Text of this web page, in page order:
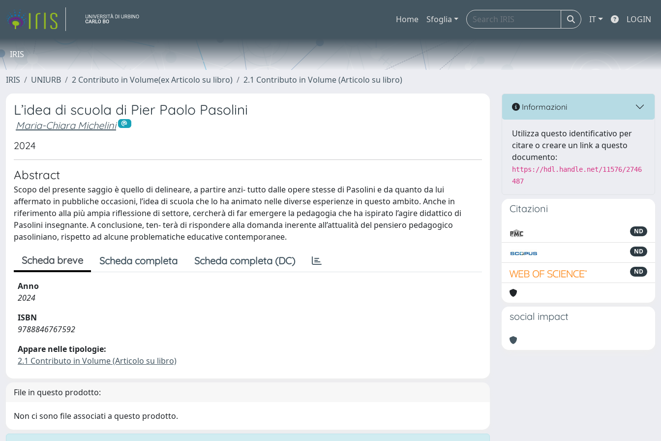
Home Sfoglia IT LOGIN
IRIS
IRIS UNIURB 2 Contributo in Volume(ex Articolo su libro) 2.1 Contributo in Volume (Articolo su libro)
L’idea di scuola di Pier Paolo Pasolini
Maria-Chiara Michelini
2024
Abstract
Scopo del presente saggio è quello di delineare, a partire anzi- tutto dalle opere stesse di Pasolini e da quanto da lui
affermato in pubbliche occasioni, l’idea di scuola che lo ha animato nelle diverse esperienze in questo ambito. Anche in
riferimento alla più ampia riflessione di settore, cercherà di far emergere la pedagogia che ha ispirato l’agire didattico di
Pasolini insegnante. A conclusione, ten- terà di rispondere alla domanda inerente all’attualità del pensiero pedagogico
pasoliniano, rispetto ad alcune problematiche educative contemporanee.
Scheda breve Scheda completa Scheda completa (DC)
Anno
2024
ISBN
9788846767592
Appare nelle tipologie:
2.1 Contributo in Volume (Articolo su libro)
File in questo prodotto:
Non ci sono file associati a questo prodotto.
Informazioni
Utilizza questo identificativo per
citare o creare un link a questo
documento:
https://hdl.handle.net/11576/2746
487
Citazioni
ND
ND
ND
social impact